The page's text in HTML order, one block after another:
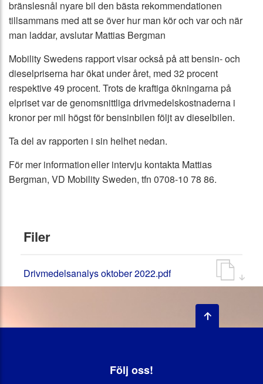
bränslesnål nyare bil den bästa rekommendationen
tillsammans med att se över hur man kör och var och när
man laddar, avslutar Mattias Bergman
Mobility Swedens rapport visar också på att bensin- och
dieselpriserna har ökat under året, med 32 procent
respektive 49 procent. Trots de kraftiga ökningarna på
elpriset var de genomsnittliga drivmedelskostnaderna i
kronor per mil högst för bensinbilen följt av dieselbilen.
Ta del av rapporten i sin helhet nedan.
För mer information eller intervju kontakta Mattias
Bergman, VD Mobility Sweden, tfn 0708-10 78 86.
Filer
Drivmedelsanalys oktober 2022.pdf
Följ oss!